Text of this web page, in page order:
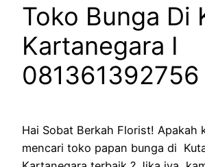
Toko Bunga Di
Kartanegara I
081361392756
Hai Sobat Berkah Florist! Apakah
mencari toko papan bunga di